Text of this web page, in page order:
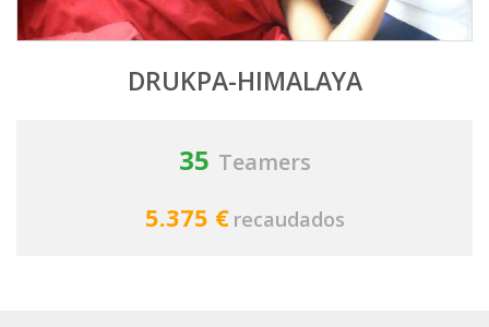
DRUKPA-HIMALAYA
35 Teamers
5.375 € recaudados